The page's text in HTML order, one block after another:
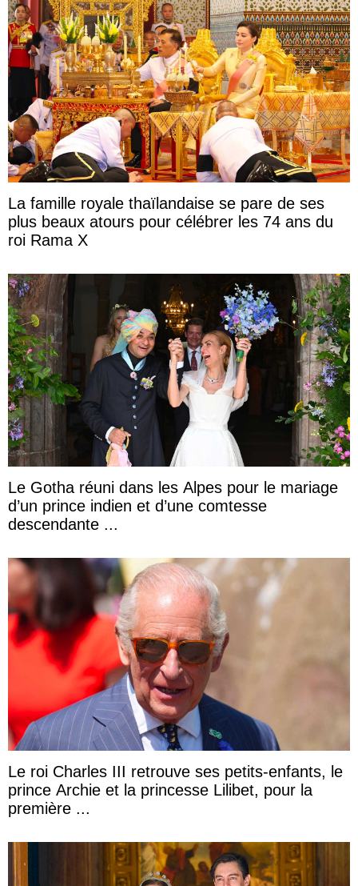
La famille royale thaïlandaise se pare de ses
plus beaux atours pour célébrer les 74 ans du
roi Rama X
Le Gotha réuni dans les Alpes pour le mariage
d’un prince indien et d’une comtesse
descendante ...
Le roi Charles III retrouve ses petits-enfants, le
prince Archie et la princesse Lilibet, pour la
première ...